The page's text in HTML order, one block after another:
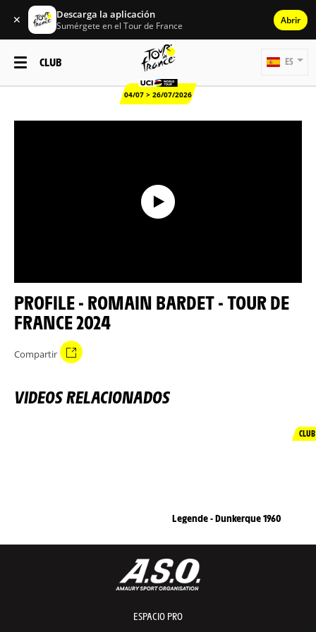
✕ Descarga la aplicación
Sumérgete en el Tour de France Abrir
CLUB
04/07 > 26/07/2026
ES
PROFILE - ROMAIN BARDET - TOUR DE
FRANCE 2024
Compartir
VIDEOS RELACIONADOS
CLUB
Legende - Dunkerque 1960
ESPACIO PRO